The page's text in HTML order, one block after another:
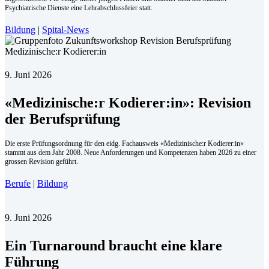
Psychiatrische Dienste eine Lehrabschlussfeier statt.
Bildung | Spital-News
9. Juni 2026
«Medizinische:r Kodierer:in»: Revision
der Berufsprüfung
Die erste Prüfungsordnung für den eidg. Fachausweis «Medizinische:r Kodierer:in»
stammt aus dem Jahr 2008. Neue Anforderungen und Kompetenzen haben 2026 zu einer
grossen Revision geführt.
Berufe | Bildung
9. Juni 2026
Ein Turnaround braucht eine klare
Führung